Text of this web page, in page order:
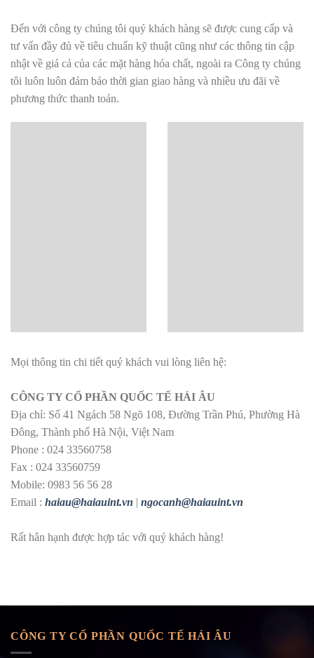
Đến với công ty chúng tôi quý khách hàng sẽ được cung cấp và
tư vấn đầy đủ về tiêu chuẩn kỹ thuật cũng như các thông tin cập
nhật về giá cả của các mặt hàng hóa chất, ngoài ra Công ty chúng
tôi luôn luôn đảm bảo thời gian giao hàng và nhiều ưu đãi về
phương thức thanh toán.
Mọi thông tin chi tiết quý khách vui lòng liên hệ:
CÔNG TY CỔ PHẦN QUỐC TẾ HẢI ÂU
Địa chỉ: Số 41 Ngách 58 Ngõ 108, Đường Trần Phú, Phường Hà
Đông, Thành phố Hà Nội, Việt Nam
Phone : 024 33560758
Fax : 024 33560759
Mobile: 0983 56 56 28
Email : haiau@haiauint.vn | ngocanh@haiauint.vn
Rất hân hạnh được hợp tác với quý khách hàng!
CÔNG TY CỔ PHẦN QUỐC TẾ HẢI ÂU